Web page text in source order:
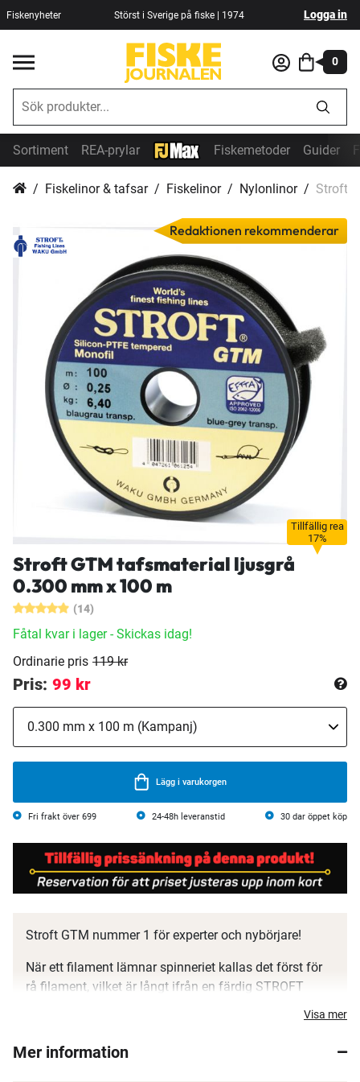
Fiskenyheter Störst i Sverige på fiske | 1974 Logga in
0
Sortiment REA-prylar Fiskemetoder Guider
Fiskelinor & tafsar Fiskelinor Nylonlinor Stroft
Tillfällig rea
17%
Redaktionen rekommenderar
Stroft GTM tafsmaterial ljusgrå
0.300 mm x 100 m
(14)
Fåtal kvar i lager- Skickas idag!
Ordinarie pris 119 kr
Pris: 99 kr
Lägg i varukorgen
Fri frakt över 699 24-48h leveranstid 30 dar öppet köp
Stroft GTM nummer 1 för experter och nybörjare!
När ett filament lämnar spinneriet kallas det först för
rå filament, vilket är långt ifrån en färdig STROFT
STROFT linan passerar genom olika bad. Baden gör
så att oönskade komponenter avlägsnas från linan via
Visa mer
Mer information